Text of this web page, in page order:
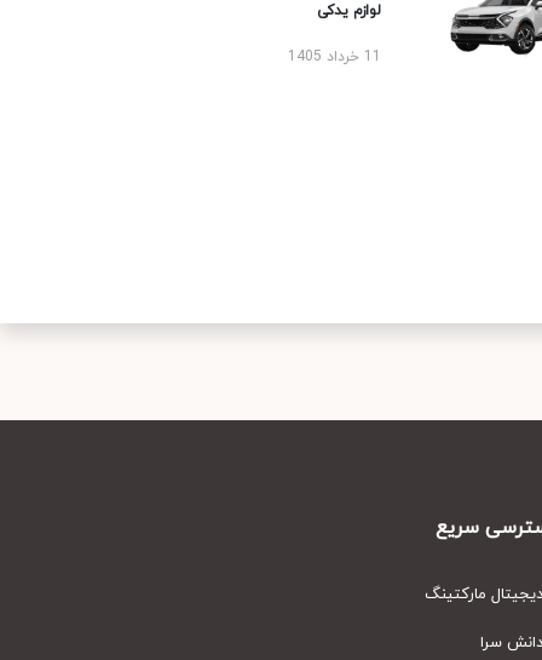
لوازم یدکی
سریع
مارکتینگ
سرا